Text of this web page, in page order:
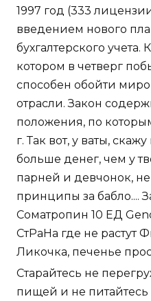
1997 год (333
введением нового
бухгалтерского учета.
котором в четверг
способен обойти
отрасли. Закон
положения, по
г. Так вот, у ваты,
больше денег, чем у
парней и девчонок,
принципы за бабло....
Соматропин 10 ЕД
СтРаНа где не растут
Ликочка, печенье
Старайтесь не
пищей и не питайтесь